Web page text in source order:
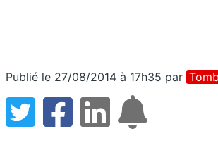
Publié le 27/08/2014 à 17h35 par